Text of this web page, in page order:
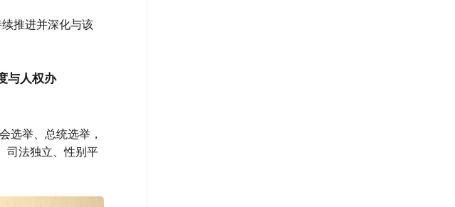
推进并深化与该
与人权办
选举、总统选举，
司法独立、性别平